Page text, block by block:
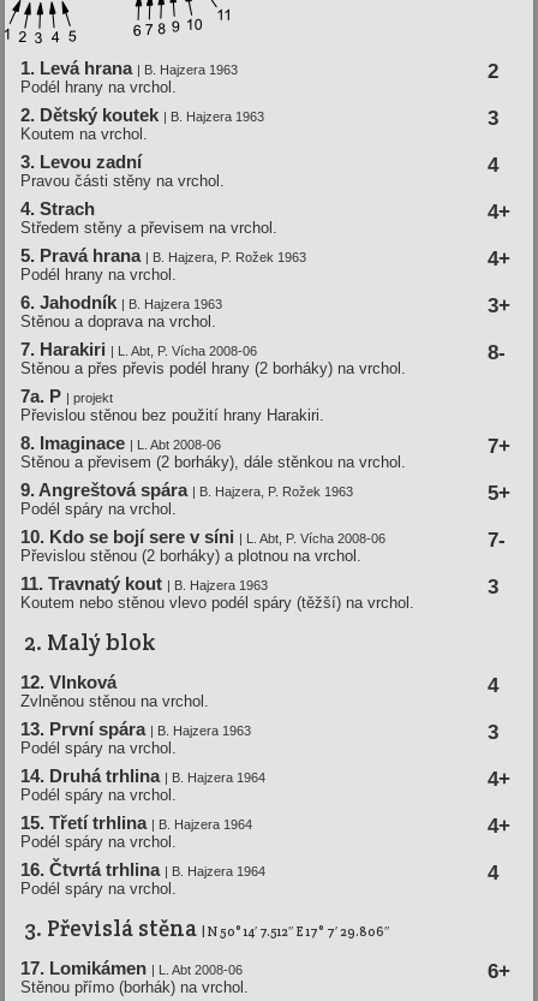
1. Levá hrana | B. Hajzera 1963 2
Podél hrany na vrchol.
2. Dětský koutek | B. Hajzera 1963 3
Koutem na vrchol.
3. Levou zadní­ 4
Pravou části stěny na vrchol.
4. Strach 4+
Středem stěny a převisem na vrchol.
5. Pravá hrana | B. Hajzera, P. Rožek 1963 4+
Podél hrany na vrchol.
6. Jahodní­k | B. Hajzera 1963 3+
Stěnou a doprava na vrchol.
7. Harakiri | L. Abt, P. Ví­cha 2008-06 8-
Stěnou a přes převis podél hrany (2 borháky) na vrchol.
7a. P | projekt
Převislou stěnou bez použití hrany Harakiri.
8. Imaginace | L. Abt 2008-06 7+
Stěnou a převisem (2 borháky), dále stěnkou na vrchol.
9. Angreštová spára | B. Hajzera, P. Rožek 1963 5+
Podél spáry na vrchol.
10. Kdo se bojí­ sere v sí­ni | L. Abt, P. Ví­cha 2008-06 7-
Převislou stěnou (2 borháky) a plotnou na vrchol.
11. Travnatý kout | B. Hajzera 1963 3
Koutem nebo stěnou vlevo podél spáry (těžší) na vrchol.
2. Malý blok
12. Vlnková 4
Zvlněnou stěnou na vrchol.
13. První spára | B. Hajzera 1963 3
Podél spáry na vrchol.
14. Druhá trhlina | B. Hajzera 1964 4+
Podél spáry na vrchol.
15. Třetí trhlina | B. Hajzera 1964 4+
Podél spáry na vrchol.
16. Čtvrtá trhlina | B. Hajzera 1964 4
Podél spáry na vrchol.
3. Převislá stěna | N 50° 14′ 7.512″ E 17° 7′ 29.806″
17. Lomikámen | L. Abt 2008-06 6+
Stěnou přímo (borhák) na vrchol.